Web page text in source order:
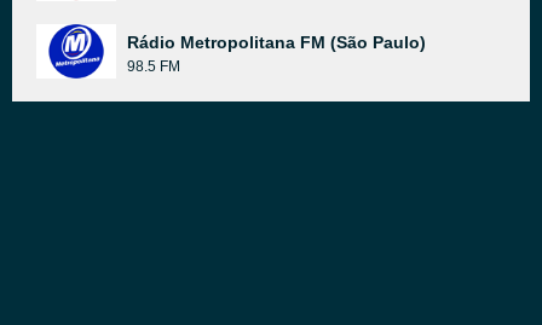
Rádio Metropolitana FM (São Paulo)
98.5 FM